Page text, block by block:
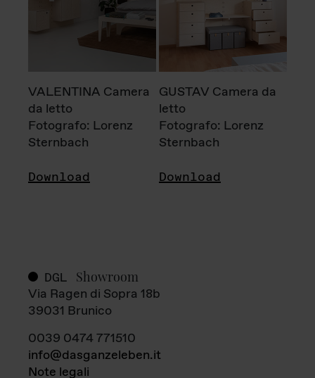
VALENTINA Camera
da letto
Fotografo: Lorenz
Sternbach
Download
GUSTAV Camera da
letto
Fotografo: Lorenz
Sternbach
Download
DGL Showroom
Via Ragen di Sopra 18b
39031 Brunico
0039 0474 771510
info@dasganzeleben.it
Note legali